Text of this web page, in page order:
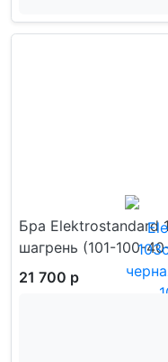
Бра Elektrostandard
шагрень (101-100-
21 700 р